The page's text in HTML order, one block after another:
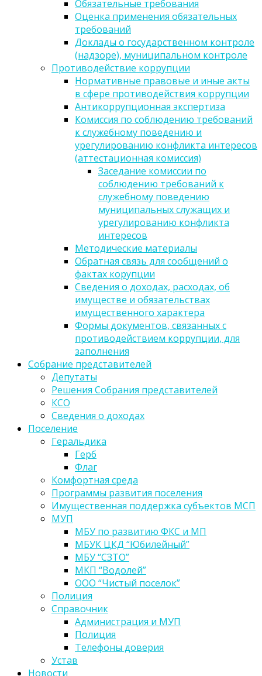
Обязательные требования
Оценка применения обязательных
требований
Доклады о государственном контроле
(надзоре), муниципальном контроле
Противодействие коррупции
Нормативные правовые и иные акты
в сфере противодействия коррупции
Антикоррупционная экспертиза
Комиссия по соблюдению требований
к служебному поведению и
урегулированию конфликта интересов
(аттестационная комиссия)
Заседание комиссии по
соблюдению требований к
служебному поведению
муниципальных служащих и
урегулированию конфликта
интересов
Методические материалы
Обратная связь для сообщений о
фактах корупции
Сведения о доходах, расходах, об
имуществе и обязательствах
имущественного характера
Формы документов, связанных с
противодействием коррупции, для
заполнения
Собрание представителей
Депутаты
Решения Собрания представителей
КСО
Сведения о доходах
Поселение
Геральдика
Герб
Флаг
Комфортная среда
Программы развития поселения
Имущественная поддержка субъектов МСП
МУП
МБУ по развитию ФКС и МП
МБУК ЦКД “Юбилейный”
МБУ “СЗТО”
МКП “Водолей”
ООО “Чистый поселок”
Полиция
Справочник
Администрация и МУП
Полиция
Телефоны доверия
Устав
Новости